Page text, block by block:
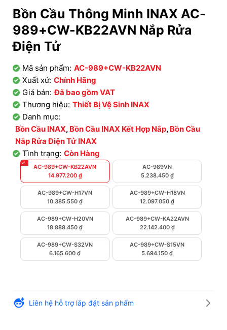
Bồn Cầu Thông Minh INAX AC-
989+CW-KB22AVN Nắp Rửa
Điện Tử
Mã sản phẩm: AC-989+CW-KB22AVN
Xuất xứ: Chính Hãng
Giá bán: Đã bao gồm VAT
Thương hiệu: Thiết Bị Vệ Sinh INAX
Danh mục:
Bồn Cầu INAX, Bồn Cầu INAX Kết Hợp Nắp, Bồn Cầu
Nắp Rửa Điện Tử INAX
Tình trạng: Còn Hàng
AC-989+CW-KB22AVN
14.977.200 ₫
AC-989VN
5.238.450 ₫
AC-989+CW-H17VN
10.385.550₫
AC-989+CW-H18VN
12.097.050₫
AC-989+CW-H20VN
18.888.450₫
AC-989+CW-KA22AVN
22.142.400 ₫
AC-989+CW-S32VN
6.165.600₫
AC-989+CW-S15VN
5.694.150₫
Liên hệ hỗ trợ lắp đặt sản phẩm